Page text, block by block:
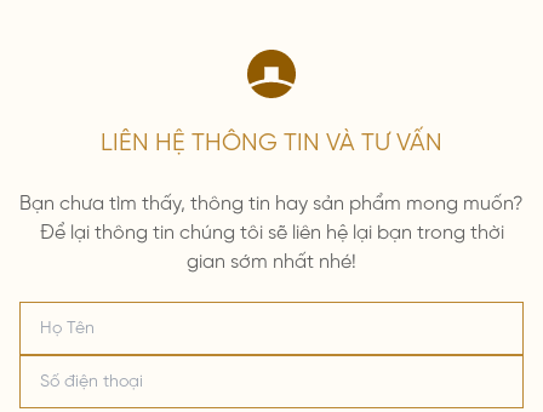
LIÊN HỆ THÔNG TIN VÀ TƯ VẤN
Bạn chưa tìm thấy, thông tin hay sản phẩm mong muốn?
Để lại thông tin chúng tôi sẽ liên hệ lại bạn trong thời
gian sớm nhất nhé!